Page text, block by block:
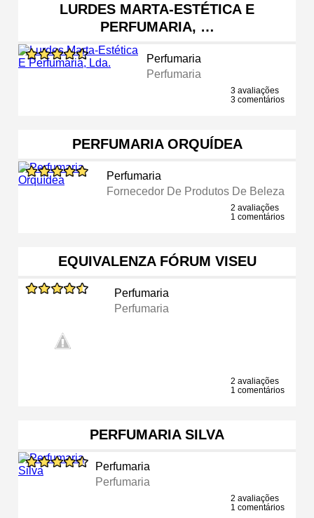
LURDES MARTA-ESTÉTICA E
PERFUMARIA, …
Perfumaria
Perfumaria
3 avaliações
3 comentários
PERFUMARIA ORQUÍDEA
Perfumaria
Fornecedor De Produtos De Beleza
2 avaliações
1 comentários
EQUIVALENZA FÓRUM VISEU
Perfumaria
Perfumaria
2 avaliações
1 comentários
PERFUMARIA SILVA
Perfumaria
Perfumaria
2 avaliações
1 comentários